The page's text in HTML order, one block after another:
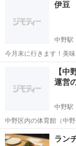
伊豆
中野駅
今月末に行きます！美
て貰えると嬉しいです
千代田区
【中
運営
中野駅
中野区内の体育館（中
動（練習/試合）を継続
って予約を安定させた
東京 中野区
ラン